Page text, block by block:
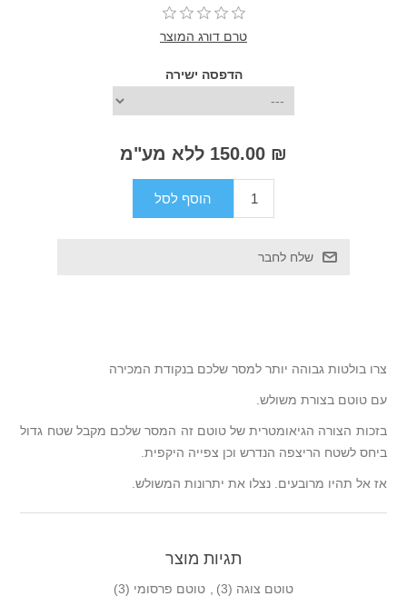
טרם דורג המוצר
הדפסה ישירה
₪ 150.00 ללא מע"מ
צרו בולטות גבוהה יותר למסר שלכם בנקודת המכירה
עם טוטם בצורת משולש.
בזכות הצורה הגיאומטרית של טוטם זה המסר שלכם מקבל שטח גדול
ביחס לשטח הריצפה הנדרש וכן צפייה היקפית.
אז אל תהיו מרובעים. נצלו את יתרונות המשולש.
תגיות מוצר
טוטם צוגה (3) טוטם פרסומי (3)